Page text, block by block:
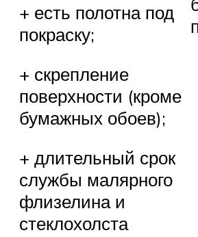
+ есть полотна под
покраску;
+ скрепление
поверхности (кроме
бумажных обоев);
+ длительный срок
службы малярного
флизелина и
стеклохолста